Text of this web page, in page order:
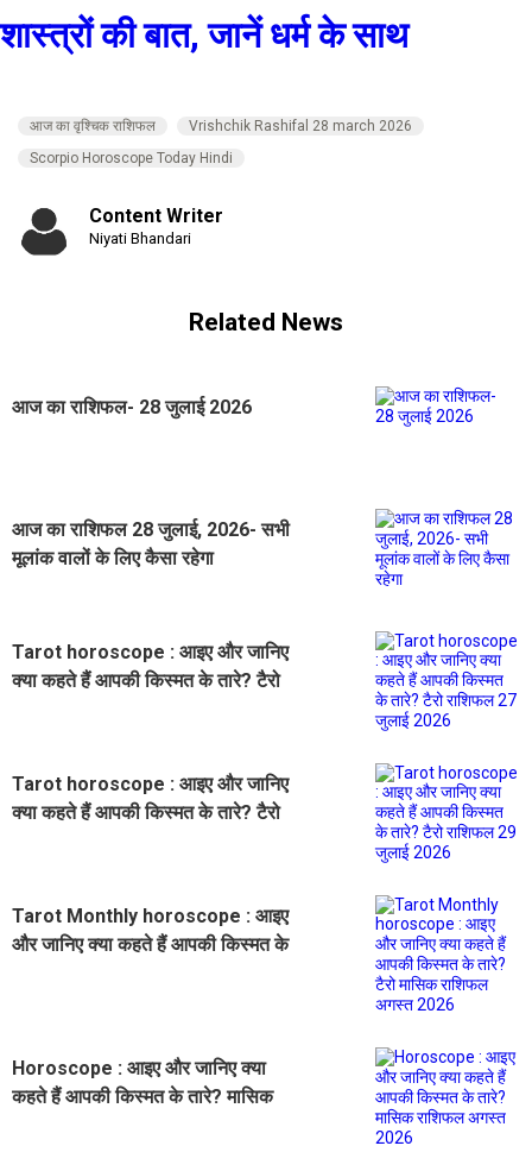
शास्त्रों की बात, जानें धर्म के साथ
आज का वृश्चिक राशिफल
Vrishchik Rashifal 28 march 2026
Scorpio Horoscope Today Hindi
Content Writer
Niyati Bhandari
Related News
आज का राशिफल- 28 जुलाई 2026
आज का राशिफल 28 जुलाई, 2026- सभी
मूलांक वालों के लिए कैसा रहेगा
Tarot horoscope : आइए और जानिए
क्या कहते हैं आपकी किस्मत के तारे? टैरो
Tarot horoscope : आइए और जानिए
क्या कहते हैं आपकी किस्मत के तारे? टैरो
Tarot Monthly horoscope : आइए
और जानिए क्या कहते हैं आपकी किस्मत के
Horoscope : आइए और जानिए क्या
कहते हैं आपकी किस्मत के तारे? मासिक